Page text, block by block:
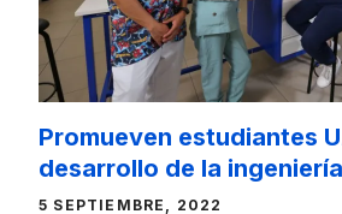
Promueven estudiantes
desarrollo de la
5 SEPTIEMBRE, 2022